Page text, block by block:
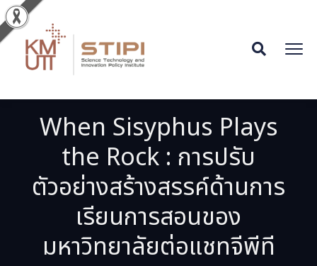
When Sisyphus Plays
the Rock : การปรับ
ตัวอย่างสร้างสรรค์ด้านการ
เรียนการสอนของ
มหาวิทยาลัยต่อแชทจีพีที